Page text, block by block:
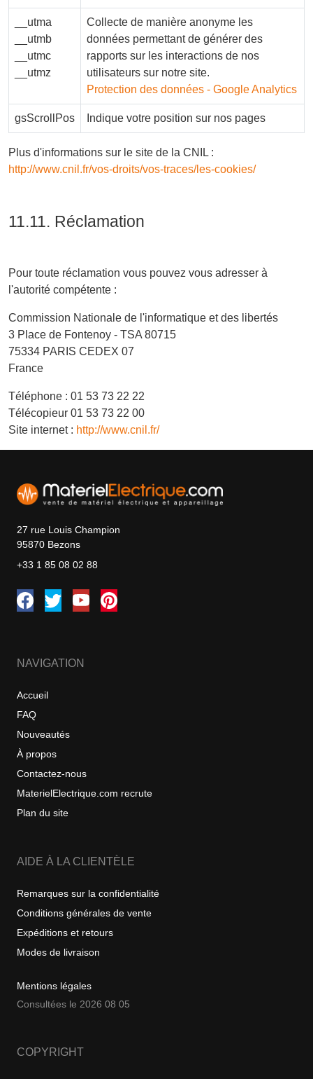
__utma
__utmb
__utmc
__utmz
Collecte de manière anonyme les
données permettant de générer des
rapports sur les interactions de nos
utilisateurs sur notre site.
Protection des données - Google Analytics
gsScrollPos Indique votre position sur nos pages
Plus d'informations sur le site de la CNIL :
http://www.cnil.fr/vos-droits/vos-traces/les-cookies/
11.11. Réclamation
Pour toute réclamation vous pouvez vous adresser à
l'autorité compétente :
Commission Nationale de l'informatique et des libertés
3 Place de Fontenoy - TSA 80715
75334 PARIS CEDEX 07
France
Téléphone : 01 53 73 22 22
Télécopieur 01 53 73 22 00
Site internet : http://www.cnil.fr/
27 rue Louis Champion
95870 Bezons
+33 1 85 08 02 88
NAVIGATION
Accueil
FAQ
Nouveautés
À propos
Contactez-nous
MaterielElectrique.com recrute
Plan du site
AIDE À LA CLIENTÈLE
Remarques sur la confidentialité
Conditions générales de vente
Expéditions et retours
Modes de livraison
Mentions légales
Consultées le 2026 08 05
COPYRIGHT